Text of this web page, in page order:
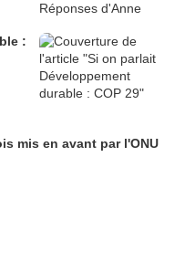
:
mis en avant par l'ONU